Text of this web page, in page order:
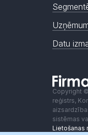
Datu
Copyright
reģistrs,
sistēmas
Lietošanas